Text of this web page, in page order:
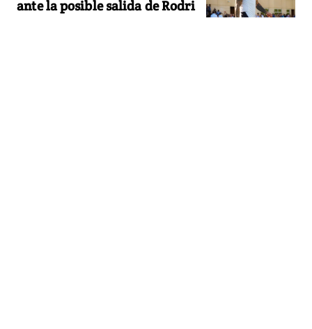
ante la posible salida de Rodri